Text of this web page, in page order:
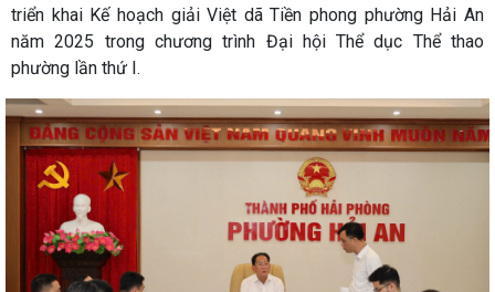
triển khai Kế hoạch giải Việt dã Tiền phong phường Hải An
năm 2025 trong chương trình Đại hội Thể dục Thể thao
phường lần thứ I.